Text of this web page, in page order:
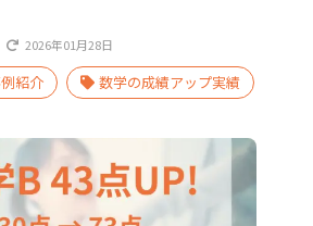
2026年01月28日
紹介 数学の成績アップ実績